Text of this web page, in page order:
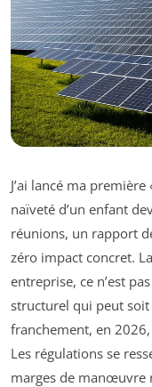
J’ai lancé ma
naïveté d’un enfant
réunions, un rapport
zéro impact concret.
entreprise, ce n’est
structurel qui peut
franchement, en
Les régulations se
marges de manœuvre